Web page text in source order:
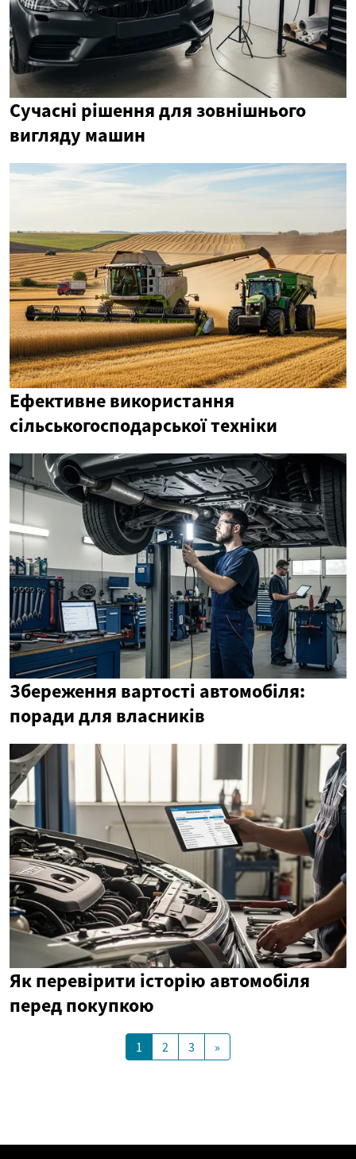
Сучасні рішення для зовнішнього
вигляду машин
Ефективне використання
сільськогосподарської техніки
Збереження вартості автомобіля:
поради для власників
Як перевірити історію автомобіля
перед покупкою
1 2 3 »